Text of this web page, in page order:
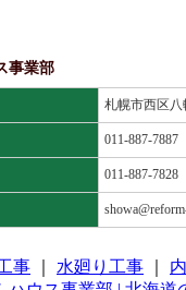
事業部
札幌市西区八
011-887-7887
011-887-7828
事 水廻り工事